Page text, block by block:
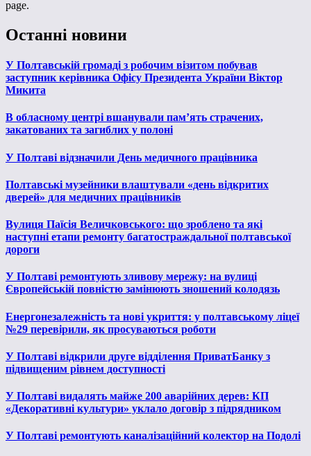
page.
Останні новини
У Полтавській громаді з робочим візитом побував
заступник керівника Офісу Президента України Віктор
Микита
В обласному центрі вшанували пам’ять страчених,
закатованих та загиблих у полоні
У Полтаві відзначили День медичного працівника
Полтавські музейники влаштували «день відкритих
дверей» для медичних працівників
Вулиця Паїсія Величковського: що зроблено та які
наступні етапи ремонту багатостраждальної полтавської
дороги
У Полтаві ремонтують зливову мережу: на вулиці
Європейській повністю замінюють зношений колодязь
Енергонезалежність та нові укриття: у полтавському ліцеї
№29 перевірили, як просуваються роботи
У Полтаві відкрили друге відділення ПриватБанку з
підвищеним рівнем доступності
У Полтаві видалять майже 200 аварійних дерев: КП
«Декоративні культури» уклало договір з підрядником
У Полтаві ремонтують каналізаційний колектор на Подолі